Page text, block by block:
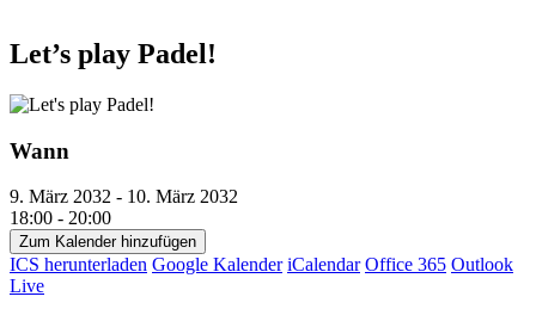
Let’s play Padel!
Wann
9. März 2032 - 10. März 2032
18:00 - 20:00
Zum Kalender hinzufügen
ICS herunterladen Google Kalender iCalendar Office 365 Outlook
Live